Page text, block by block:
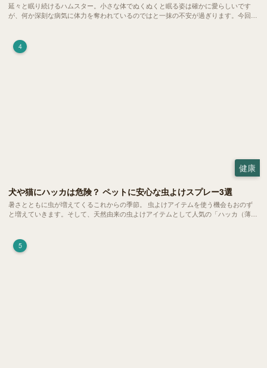
延々と眠り続けるハムスター。小さな体でぬくぬくと眠る姿は確かに愛らしいです
が、何か深刻な病気に体力を奪われているのではと一抹の不安が過ぎります。今回
4
健康
犬や猫にハッカは危険？ ペットに安心な虫よけスプレー3選
暑さとともに虫が増えてくるこれからの季節。 虫よけアイテムを使う機会もおのず
と増えていきます。そして、天然由来の虫よけアイテムとして人気の「ハッカ（薄
5